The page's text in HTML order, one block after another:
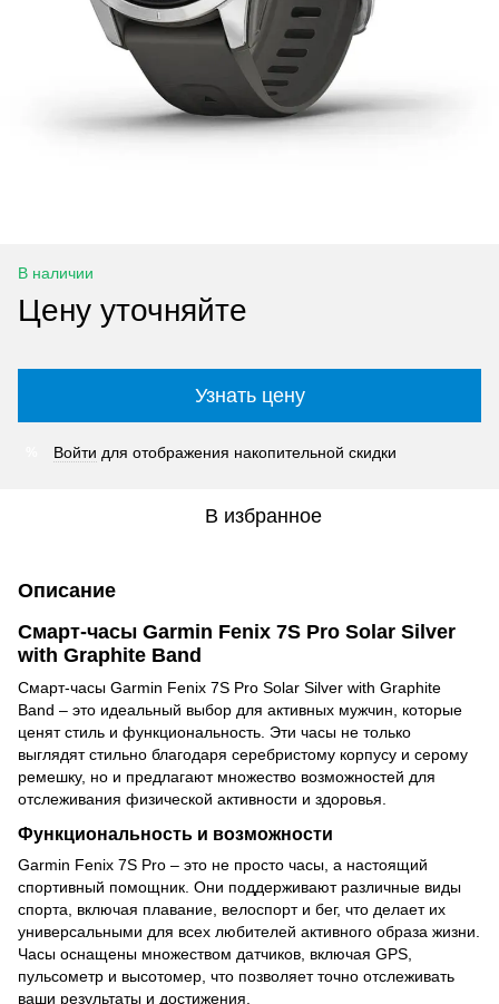
В наличии
Цену уточняйте
Узнать цену
Войти для отображения накопительной скидки
В избранное
Описание
Смарт-часы Garmin Fenix 7S Pro Solar Silver
with Graphite Band
Смарт-часы Garmin Fenix 7S Pro Solar Silver with Graphite
Band – это идеальный выбор для активных мужчин, которые
ценят стиль и функциональность. Эти часы не только
выглядят стильно благодаря серебристому корпусу и серому
ремешку, но и предлагают множество возможностей для
отслеживания физической активности и здоровья.
Функциональность и возможности
Garmin Fenix 7S Pro – это не просто часы, а настоящий
спортивный помощник. Они поддерживают различные виды
спорта, включая плавание, велоспорт и бег, что делает их
универсальными для всех любителей активного образа жизни.
Часы оснащены множеством датчиков, включая GPS,
пульсометр и высотомер, что позволяет точно отслеживать
ваши результаты и достижения.